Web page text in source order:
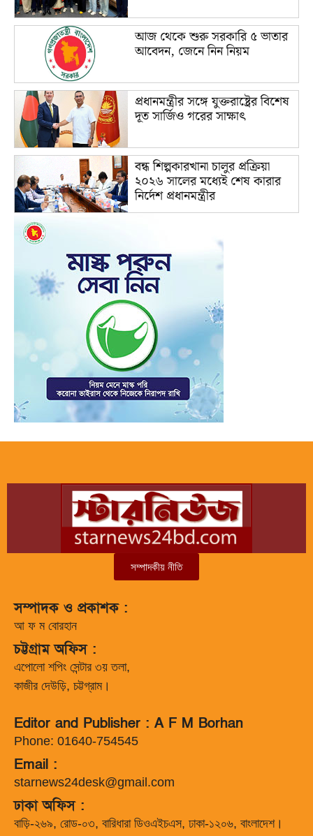
আজ থেকে শুরু সরকারি ৫ ভাতার
আবেদন, জেনে নিন নিয়ম
প্রধানমন্ত্রীর সঙ্গে যুক্তরাষ্ট্রের বিশেষ
দূত সার্জিও গরের সাক্ষাৎ
বন্ধ শিল্পকারখানা চালুর প্রক্রিয়া
২০২৬ সালের মধ্যেই শেষ কারার
নির্দেশ প্রধানমন্ত্রীর
সম্পাদকীয় নীতি
সম্পাদক ও প্রকাশক :
আ ফ ম বোরহান
চট্টগ্রাম অফিস :
এপোলো শপিং সেন্টার ৩য় তলা,
কাজীর দেউড়ি, চট্টগ্রাম।
Editor and Publisher : A F M Borhan
Phone: 01640-754545
Email :
starnews24desk@gmail.com
ঢাকা অফিস :
বাড়ি-২৬৯, রোড-০৩, বারিধারা ডিওএইচএস, ঢাকা-১২০৬, বাংলাদেশ।